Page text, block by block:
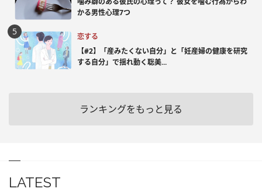
かる男性心理7つ
恋する
【#2】「産みたくない自分」と「妊産婦の健康を研究
する自分」で揺れ動く聡美...
ランキングをもっと見る
LATEST